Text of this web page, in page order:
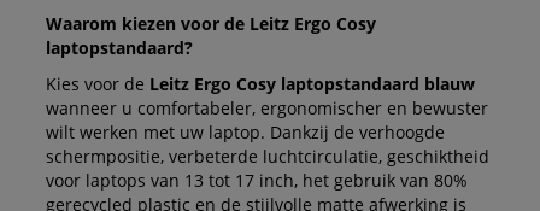
Waarom kiezen voor de Leitz Ergo Cosy
laptopstandaard?
Kies voor de Leitz Ergo Cosy laptopstandaard blauw
wanneer u comfortabeler, ergonomischer en bewuster
wilt werken met uw laptop. Dankzij de verhoogde
schermpositie, verbeterde luchtcirculatie, geschiktheid
voor laptops van 13 tot 17 inch, het gebruik van 80%
gerecycled plastic en de stijlvolle matte afwerking is